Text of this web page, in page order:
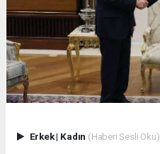
Erkek| Kadın (Haberi Sesli Oku)